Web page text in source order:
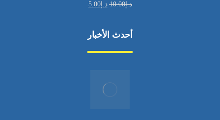
د.إ10.00 د.إ5.00
أحدث الأخبار